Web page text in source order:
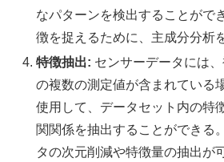
なパターンを検出することがで
徴を捉えるために、主成分分析
特徴抽出: センサーデータには
の複数の測定値が含まれている
使用して、データセット内の特
関関係を抽出することができる
タの次元削減や特徴量の抽出が